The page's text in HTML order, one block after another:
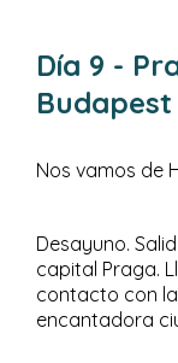
Día 9 -
Nos vamos de
Desayuno.
capital Praga.
contacto con
encantadora